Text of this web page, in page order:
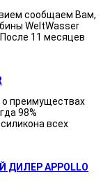
сообщаем Вам,
WeltWasser
11 месяцев
преимуществах
98%
всех
ДИЛЕР APPOLLO